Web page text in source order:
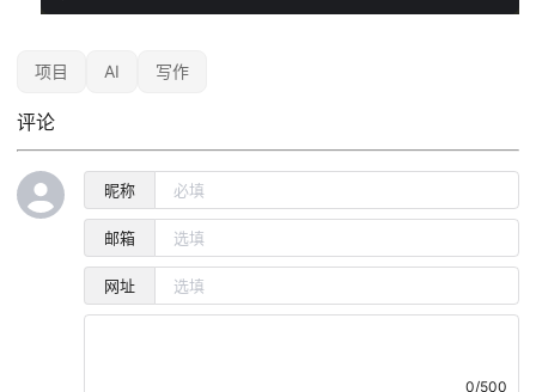
项目 AI 写作
评论
昵称
邮箱
网址
0/500